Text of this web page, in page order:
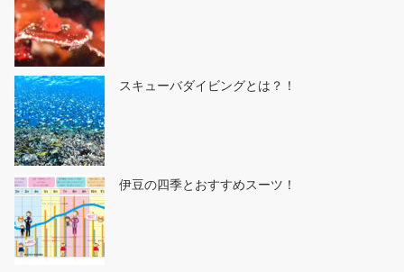
スキューバダイビングとは？！
伊豆の四季とおすすめスーツ！